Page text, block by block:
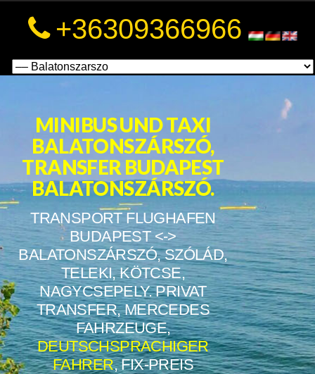
+36309366966
a
MINIBUS UND TAXI
BALATONSZÁRSZÓ,
TRANSFER BUDAPEST
BALATONSZÁRSZÓ.
TRANSPORT FLUGHAFEN
BUDAPEST <->
BALATONSZÁRSZÓ, SZÓLÁD,
TELEKI, KÖTCSE,
NAGYCSEPELY. PRIVAT
TRANSFER, MERCEDES
FAHRZEUGE,
DEUTSCHSPRACHIGER
FAHRER, FIX-PREIS